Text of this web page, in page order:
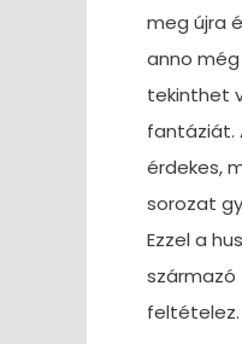
meg újra
anno
tekinthet
fantáziát.
érdekes,
sorozat
Ezzel a
feltételez.